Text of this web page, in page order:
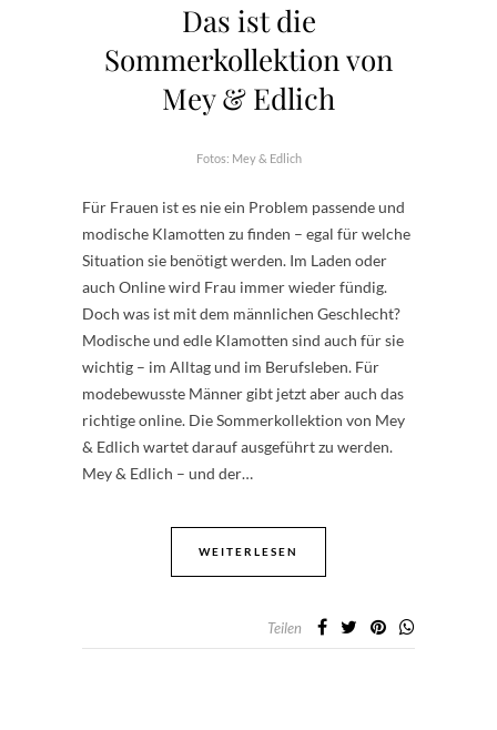
Das ist die
Sommerkollektion von
Mey & Edlich
Fotos: Mey & Edlich
Für Frauen ist es nie ein Problem passende und
modische Klamotten zu finden – egal für welche
Situation sie benötigt werden. Im Laden oder
auch Online wird Frau immer wieder fündig.
Doch was ist mit dem männlichen Geschlecht?
Modische und edle Klamotten sind auch für sie
wichtig – im Alltag und im Berufsleben. Für
modebewusste Männer gibt jetzt aber auch das
richtige online. Die Sommerkollektion von Mey
& Edlich wartet darauf ausgeführt zu werden.
Mey & Edlich – und der…
WEITERLESEN
Teilen